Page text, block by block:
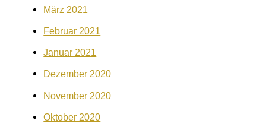
März 2021
Februar 2021
Januar 2021
Dezember 2020
November 2020
Oktober 2020